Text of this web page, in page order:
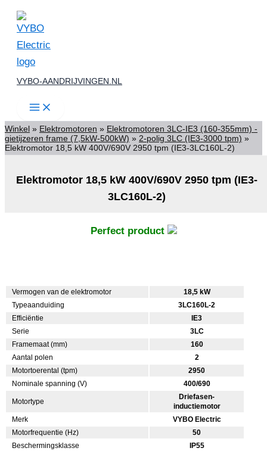
Ga
naar
inhoud
VYBO-AANDRIJVINGEN.NL
Winkel » Elektromotoren » Elektromotoren 3LC-IE3 (160-355mm) -
gietijzeren frame (7,5kW-500kW) » 2-polig 3LC (IE3-3000 tpm) »
Elektromotor 18,5 kW 400V/690V 2950 tpm (IE3-3LC160L-2)
Elektromotor 18,5 kW 400V/690V 2950 tpm (IE3-
3LC160L-2)
Perfect product
Vermogen van de elektromotor
18,5 kW
Typeaanduiding
3LC160L-2
Efficiëntie
IE3
Serie
3LC
Framemaat (mm)
160
Aantal polen
2
Motortoerental (tpm)
2950
Nominale spanning (V)
400/690
Motortype
Driefasen-
inductiemotor
Merk
VYBO Electric
Motorfrequentie (Hz)
50
Beschermingsklasse
IP55